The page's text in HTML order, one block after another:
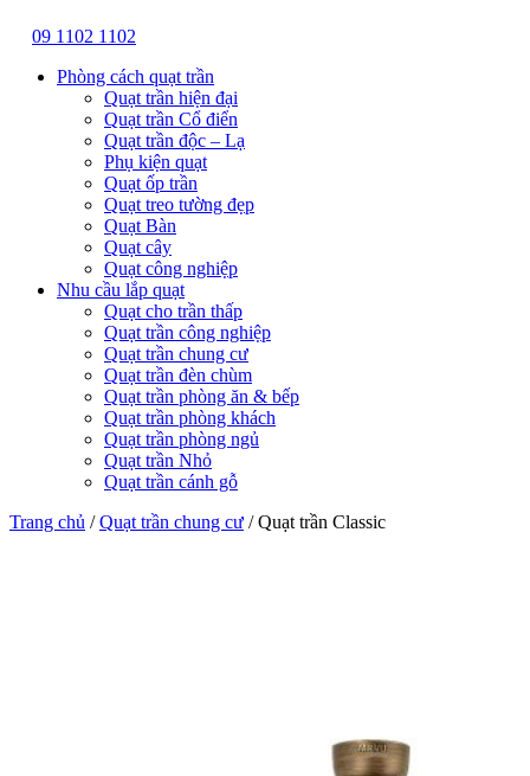
09 1102 1102
Phòng cách quạt trần
Quạt trần hiện đại
Quạt trần Cổ điển
Quạt trần độc – Lạ
Phụ kiện quạt
Quạt ốp trần
Quạt treo tường đẹp
Quạt Bàn
Quạt cây
Quạt công nghiệp
Nhu cầu lắp quạt
Quạt cho trần thấp
Quạt trần công nghiệp
Quạt trần chung cư
Quạt trần đèn chùm
Quạt trần phòng ăn & bếp
Quạt trần phòng khách
Quạt trần phòng ngủ
Quạt trần Nhỏ
Quạt trần cánh gỗ
Trang chủ /Quạt trần chung cư /Quạt trần Classic